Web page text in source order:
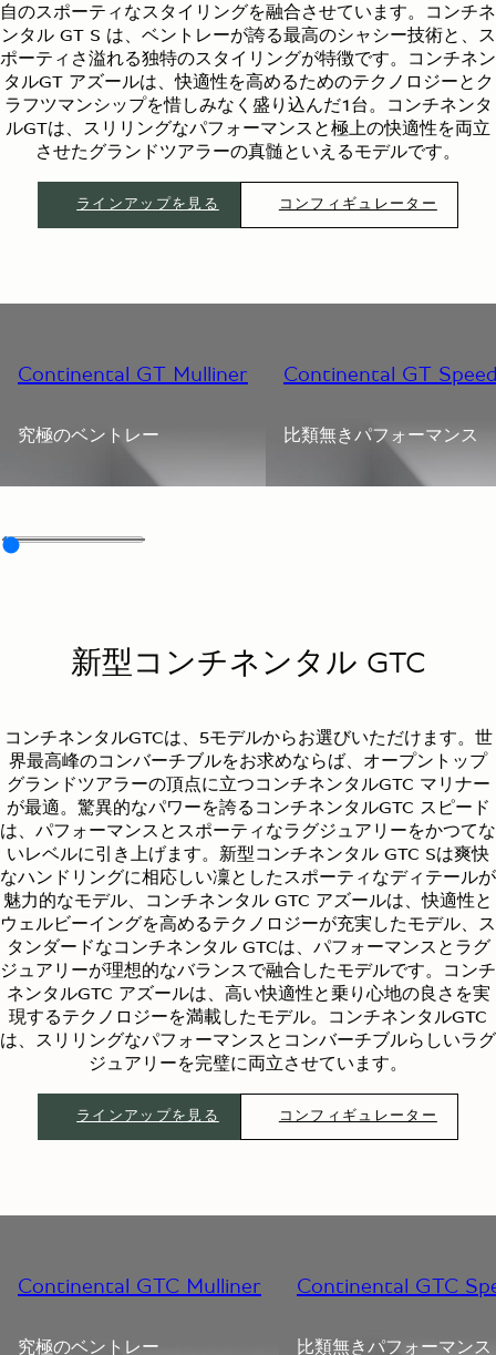
自のスポーティなスタイリングを融合させています。コンチネ
ンタル GT S は、ベントレーが誇る最高のシャシー技術と、ス
ポーティさ溢れる独特のスタイリングが特徴です。コンチネン
タルGT アズールは、快適性を高めるためのテクノロジーとク
ラフツマンシップを惜しみなく盛り込んだ1台。コンチネンタ
ルGTは、スリリングなパフォーマンスと極上の快適性を両立
させたグランドツアラーの真髄といえるモデルです。
ラインアップを見る コンフィギュレーター
Continental GT Mulliner
究極のベントレー
Continental GT
比類無きパフォーマンス
新型コンチネンタル GTC
コンチネンタルGTCは、5モデルからお選びいただけます。世
界最高峰のコンバーチブルをお求めならば、オープントップ
グランドツアラーの頂点に立つコンチネンタルGTC マリナー
が最適。驚異的なパワーを誇るコンチネンタルGTC スピード
は、パフォーマンスとスポーティなラグジュアリーをかつてな
いレベルに引き上げます。新型コンチネンタル GTC Sは爽快
なハンドリングに相応しい凜としたスポーティなディテールが
魅力的なモデル、コンチネンタル GTC アズールは、快適性と
ウェルビーイングを高めるテクノロジーが充実したモデル、ス
タンダードなコンチネンタル GTCは、パフォーマンスとラグ
ジュアリーが理想的なバランスで融合したモデルです。コンチ
ネンタルGTC アズールは、高い快適性と乗り心地の良さを実
現するテクノロジーを満載したモデル。コンチネンタルGTC
は、スリリングなパフォーマンスとコンバーチブルらしいラグ
ジュアリーを完璧に両立させています。
ラインアップを見る コンフィギュレーター
Continental GTC Mulliner
究極のベントレー
Continental GTC
比類無きパフォーマンス